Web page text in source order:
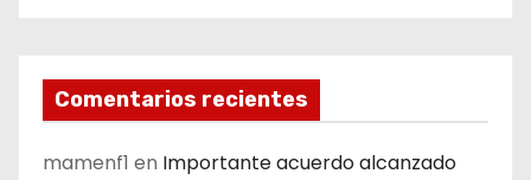
Comentarios recientes
mamenf1 en Importante acuerdo alcanzado